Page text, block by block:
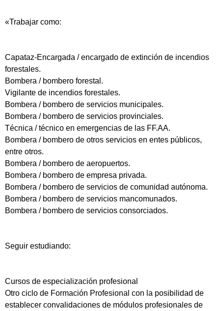
«Trabajar como:
Capataz-Encargada / encargado de extinción de incendios
forestales.
Bombera / bombero forestal.
Vigilante de incendios forestales.
Bombera / bombero de servicios municipales.
Bombera / bombero de servicios provinciales.
Técnica / técnico en emergencias de las FF.AA.
Bombera / bombero de otros servicios en entes públicos,
entre otros.
Bombera / bombero de aeropuertos.
Bombera / bombero de empresa privada.
Bombera / bombero de servicios de comunidad autónoma.
Bombera / bombero de servicios mancomunados.
Bombera / bombero de servicios consorciados.
Seguir estudiando:
Cursos de especialización profesional
Otro ciclo de Formación Profesional con la posibilidad de
establecer convalidaciones de módulos profesionales de